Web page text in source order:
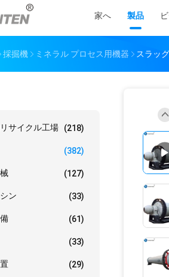
家へ 製品
採掘機 ミネラル プロセス用機器 スラッ
サイクル工場 (218)
(382)
(127)
ン (33)
(61)
(33)
(29)